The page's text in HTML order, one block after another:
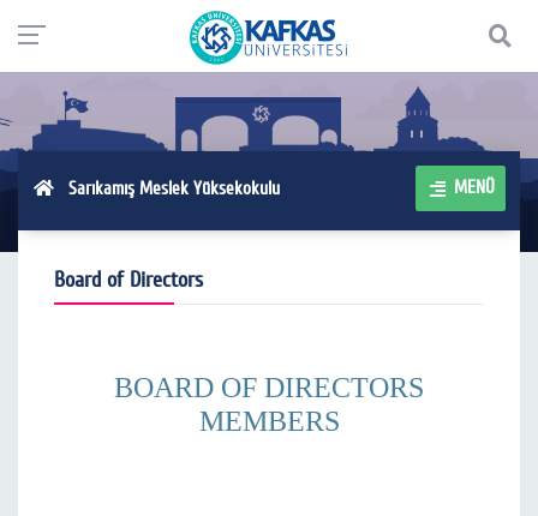
Sarıkamış Meslek Yüksekokulu MENÜ
Board of Directors
BOARD OF DIRECTORS
MEMBERS